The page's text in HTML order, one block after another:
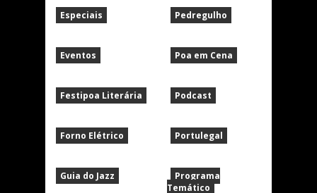
Especiais
Eventos
Festipoa Literária
Forno Elétrico
Guia do Jazz
Pedregulho
Poa em Cena
Podcast
Portulegal
Programa
Temático